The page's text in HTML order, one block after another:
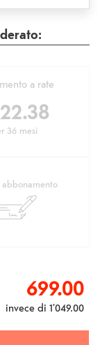
a rate
22.38
36 mesi
abbonamento
699.00
invece di 1’049.00